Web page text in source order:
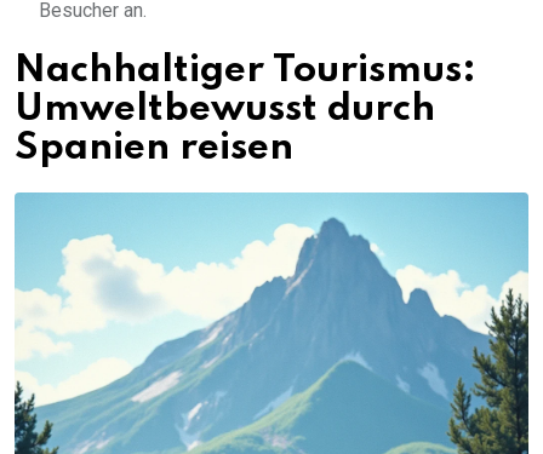
Besucher an.
Nachhaltiger Tourismus:
Umweltbewusst durch
Spanien reisen